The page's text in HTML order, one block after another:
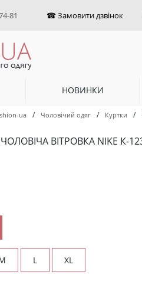
81
НОВИНКИ
ua / Чоловічий одяг / Куртки /
ВІТРОВКА NIKE К-
L XL